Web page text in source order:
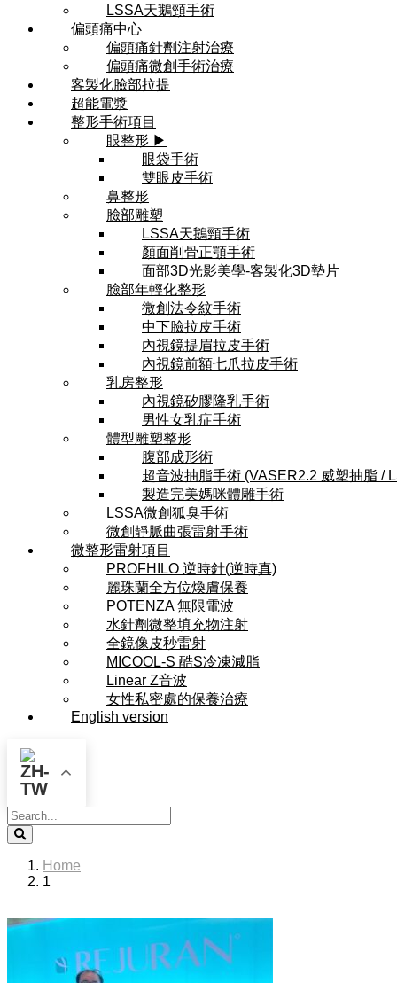
LSSA天鵝頸手術
偏頭痛中心
偏頭痛針劑注射治療
偏頭痛微創手術治療
客製化臉部拉提
超能電漿
整形手術項目
眼整形 ▶
眼袋手術
雙眼皮手術
鼻整形
臉部雕塑
LSSA天鵝頸手術
顏面削骨正顎手術
面部3D光影美學-客製化3D墊片
臉部年輕化整形
微創法令紋手術
中下臉拉皮手術
內視鏡提眉拉皮手術
內視鏡前額七爪拉皮手術
乳房整形
內視鏡矽膠隆乳手術
男性女乳症手術
體型雕塑整形
腹部成形術
超音波抽脂手術 (VASER2.2 威塑抽脂 /
製造完美媽咪體雕手術
LSSA微創狐臭手術
微創靜脈曲張雷射手術
微整形雷射項目
PROFHILO 逆時針(逆時真)
麗珠蘭全方位煥膚保養
POTENZA 無限電波
水針劑微整填充物注射
全鏡像皮秒雷射
MICOOL-S 酷S冷凍減脂
Linear Z音波
女性私密處的保養治療
English version
Search
Home
1